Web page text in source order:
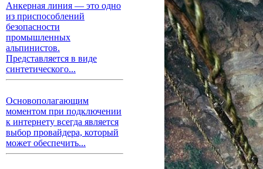
Анкерная линия — это одно
из приспособлений
безопасности
промышленных
альпинистов.
Представляется в виде
синтетического...
Основополагающим
моментом при подключении
к интернету всегда является
выбор провайдера, который
может обеспечить...